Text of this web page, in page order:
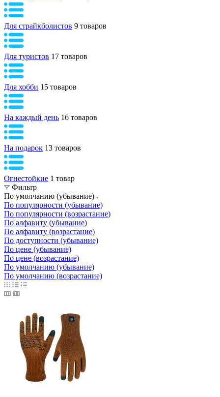
Для страйкболистов 9 товаров
Для туристов 17 товаров
Для хобби 15 товаров
На каждый день 16 товаров
На подарок 13 товаров
Огнестойкие 1 товар
Фильтр
По умолчанию (убывание)
По популярности (убывание)
По популярности (возрастание)
По алфавиту (убывание)
По алфавиту (возрастание)
По доступности (убывание)
По цене (убывание)
По цене (возрастание)
По умолчанию (убывание)
По умолчанию (возрастание)